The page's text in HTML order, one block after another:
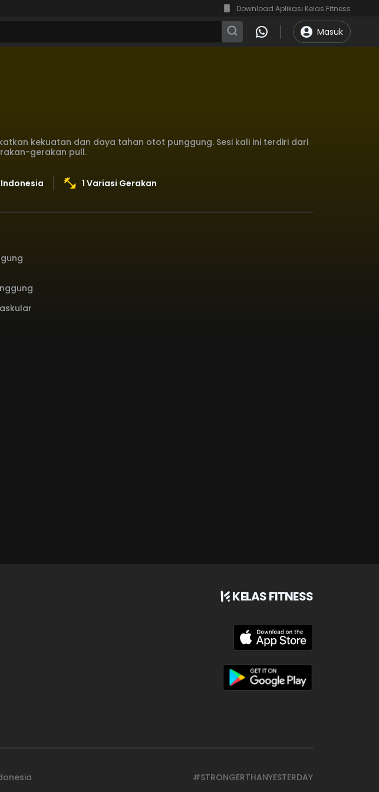
Download Aplikasi Kelas Fitness
Masuk
kekuatan dan daya tahan otot punggung. Sesi kali ini terdiri dari
gerakan pull.
1 Variasi Gerakan
KELAS FITNESS
#STRONGERTHANYESTERDAY